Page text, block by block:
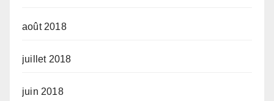
août 2018
juillet 2018
juin 2018